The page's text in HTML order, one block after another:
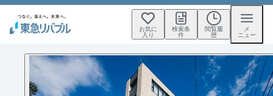
お気に
入り
検索条
件
閲覧履
歴
メ
ニュー